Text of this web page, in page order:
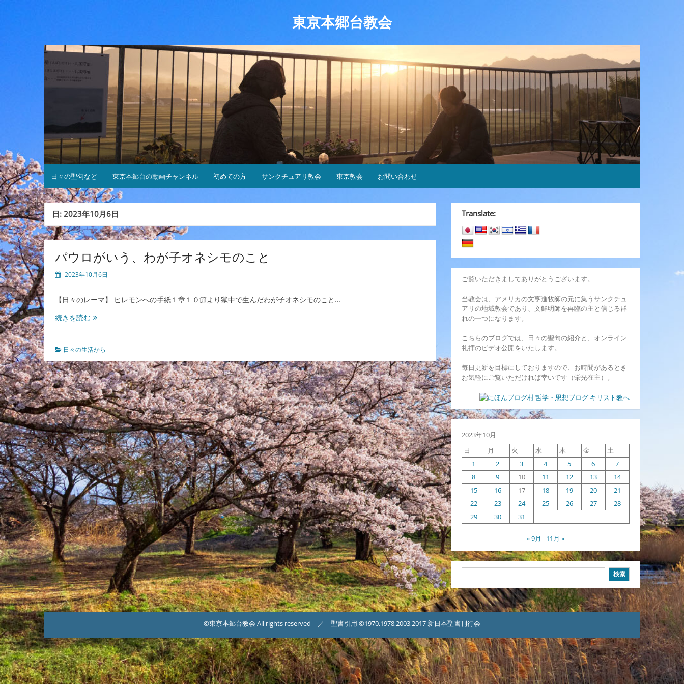
東京本郷台教会
日々の聖句など 東京本郷台の動画チャンネル 初めての方 サンクチュアリ教会 東京教会 お問い合わせ
日:2023年10月6日
パウロがいう、わが子オネシモのこと
2023年10月6日
【日々のレーマ】 ピレモンへの手紙１章１０節より獄中で生んだわが子オネシモのこと…
続きを読むパ
が
い
う、
わ
が
子
オ
ネ
シ
モ
の
こ
と
日々の生活から
Translate:
ご覧いただきましてありがとうございます。
当教会は、アメリカの文亨進牧師の元に集うサンクチュ
アリの地域教会であり、文鮮明師を再臨の主と信じる群
れの一つになります。
こちらのブログでは、日々の聖句の紹介と、オンライン
礼拝のビデオ公開をいたします。
毎日更新を目標にしておりますので、お時間があるとき
お気軽にご覧いただければ幸いです（栄光在主）。
2023年10月
日
月 火 水 木 金
土
1
2 3 4 5 6
7
8
9 10 11 12 13
14
15
16 17 18 19 20
21
22
23 24 25 26 27
28
29
30 31
« 9月 11月 »
索
検索
©東京本郷台教会 All rights reserved ／ 聖書引用 ©1970,1978,2003,2017 新日本聖書刊行会